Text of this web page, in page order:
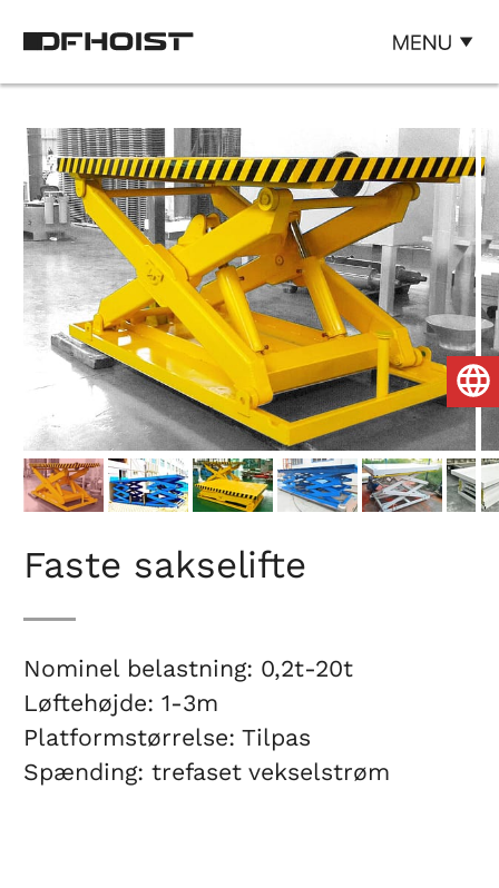
Faste sakselifte
Nominel belastning: 0,2t-20t
Løftehøjde: 1-3m
Platformstørrelse: Tilpas
Spænding: trefaset vekselstrøm